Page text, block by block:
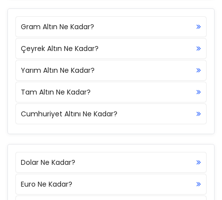
Gram Altın Ne Kadar?
Çeyrek Altın Ne Kadar?
Yarım Altın Ne Kadar?
Tam Altın Ne Kadar?
Cumhuriyet Altını Ne Kadar?
Dolar Ne Kadar?
Euro Ne Kadar?